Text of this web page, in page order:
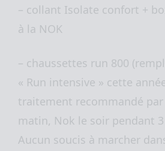
– collant Isolate confort +
à la NOK
– chaussettes run 800
« Run intensive » cette
traitement recommandé
matin, Nok le soir pendant 3
Aucun soucis à marcher